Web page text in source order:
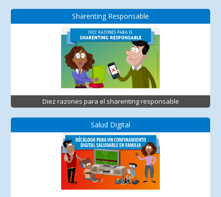
Sharenting Responsable
Diez razones para el sharenting responsable
Salud Digital